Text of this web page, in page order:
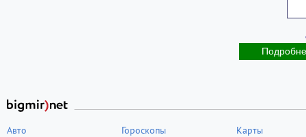
Авто Гороскопы Карты